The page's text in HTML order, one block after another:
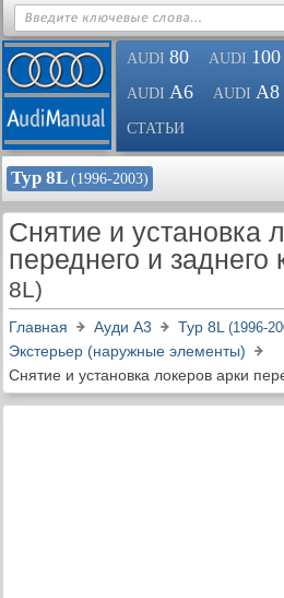
AUDI 80 AUDI 100
AUDI A6 AUDI A8
СТАТЬИ
Typ 8L (1996-2003)
Снятие и установка
переднего и заднего
8L)
Главная Ауди A3 Typ 8L (1996-
Экстерьер (наружные элементы)
Снятие и установка локеров арки